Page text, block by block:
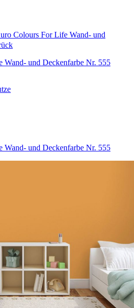
Colours For Life Wand- und
und Deckenfarbe Nr. 555
und Deckenfarbe Nr. 555